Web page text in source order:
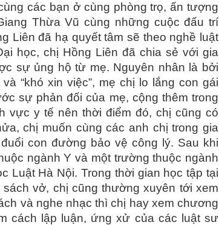
các bạn ở cùng phòng trọ, ấn tượng
Thừa Vũ cùng những cuộc đấu trí
Liên đã hạ quyết tâm sẽ theo nghề luật
học, chị Hồng Liên đã chia sẻ với gia
sự ủng hộ từ mẹ. Nguyên nhân là bởi
“khó xin việc”, mẹ chị lo lắng con gái
sự phản đối của mẹ, cộng thêm trong
vực y tế nên thời điểm đó, chị cũng có
chị muốn cùng các anh chị trong gia
con đường bảo vệ công lý. Sau khi
ngành Y và một trường thuộc ngành
Luật Hà Nội. Trong thời gian học tập tại
vở, chị cũng thường xuyên tới xem
và nghe nhạc thì chị hay xem chương
cách lập luận, ứng xử của các luật sư